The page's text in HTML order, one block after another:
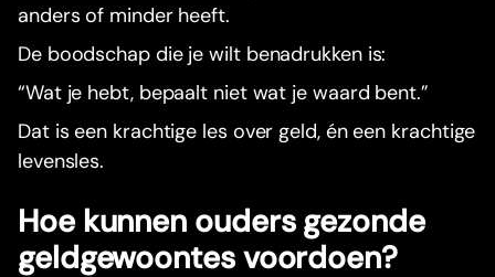
anders of minder heeft.
De boodschap die je wilt benadrukken is:
“Wat je hebt, bepaalt niet wat je waard bent.”
Dat is een krachtige les over geld, én een krachtige
levensles.
Hoe kunnen ouders gezonde
geldgewoontes voordoen?